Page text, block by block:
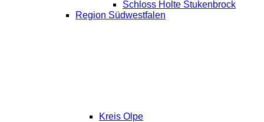
Schloss Holte Stukenbrock
Region Südwestfalen
Kreis Olpe